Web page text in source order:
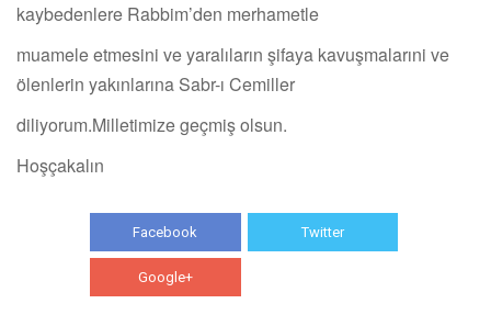
kaybedenlere Rabbim’den merhametle
muamele etmesini ve yaralıların şifaya kavuşmalarıni ve
ölenlerin yakınlarına Sabr-ı Cemiller
diliyorum.Milletimize geçmiş olsun.
Hoşçakalın
Facebook Twitter
Google+